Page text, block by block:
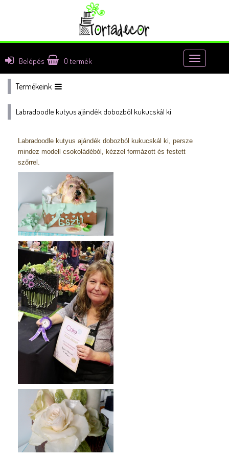
0 termék
Belépés
Toggle
Termékeink
Labradoodle kutyus ajándék dobozból kukucskál ki
Labradoodle kutyus ajándék dobozból kukucskál ki, persze
mindez modell csokoládéból, kézzel formázott és festett
szőrrel.